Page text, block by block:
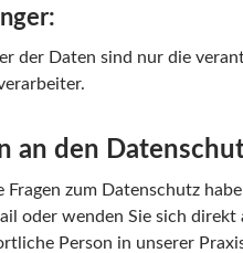
der Daten sind nur die
an den
Fragen zum Datenschutz
oder wenden Sie sich
Person in unserer